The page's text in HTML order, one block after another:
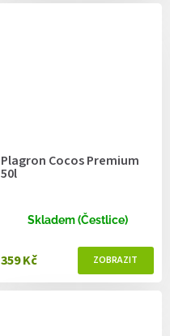
Plagron Cocos Premium
50l
Skladem (Čestlice)
359 Kč